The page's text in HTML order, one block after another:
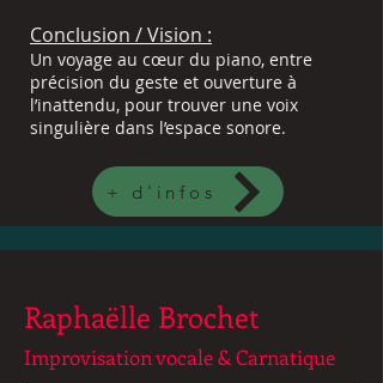
Conclusion / Vision :
Un voyage au cœur du piano, entre
précision du geste et ouverture à
l’inattendu, pour trouver une voix
singulière dans l’espace sonore.
+ d'infos
Raphaëlle Brochet
Improvisation vocale & Carnatique